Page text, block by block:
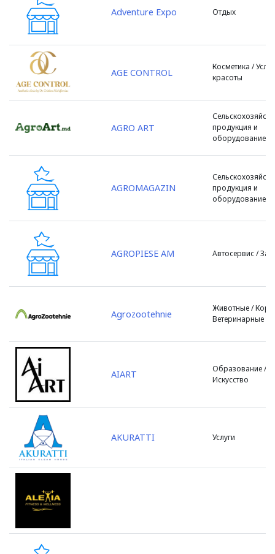
с. Петрешть
с. Порумбень
с. Скулень
с. Тогатин
с. Тодирешть
с. Трушень
с. Улму
с. Ципова
Сороки
Страшены
Сынджера
Сынджерей
Теленешты
Унгены
Флорешты
Чимишлия
Чисмикёй
Шолдэнешть
Штефан Водэ
Яловены
Adventure Expo Отдых
AGE CONTROL
Косметика /
красоты
AGRO ART
продукция и
оборудование
AGROMAGAZIN
продукция и
оборудование
AGROPIESE AM Автосервис /
Agrozootehnie
Животные /
Ветеринарные
AIART
Образование /
Искусство
AKURATTI Услуги